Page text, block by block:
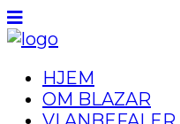
HJEM
OM BLAZAR